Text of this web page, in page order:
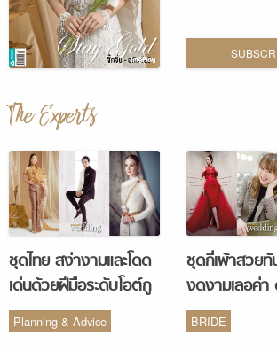
The Experts
ชุดไทย สง่างามและโดด
เด่นด้วยฝีมือระดับโอต์กู
ตูร์ จากห้องเสื้อ Vanus
Couture
Planning & Advice
ชุดกี่เพ้าสวย
งดงามเลอค่
รังสรรค์จากห้อ
Monique
BRIDE